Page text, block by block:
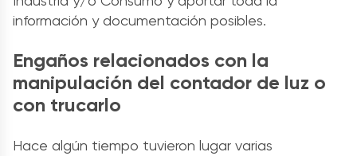
información y documentación posibles.
Engaños relacionados con la
manipulación del contador de luz o
con trucarlo
Hace algún tiempo tuvieron lugar varias